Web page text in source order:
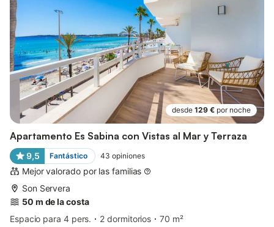
desde 129 € por noche
Apartamento Es Sabina con Vistas al Mar y Terraza
9,5 Fantástico 43 opiniones
Mejor valorado por las familias
Son Servera
50 m de la costa
Espacio para 4 pers.
2 dormitorios 70 m²